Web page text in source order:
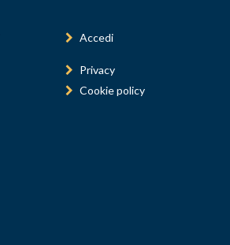
Accedi
Privacy
Cookie policy